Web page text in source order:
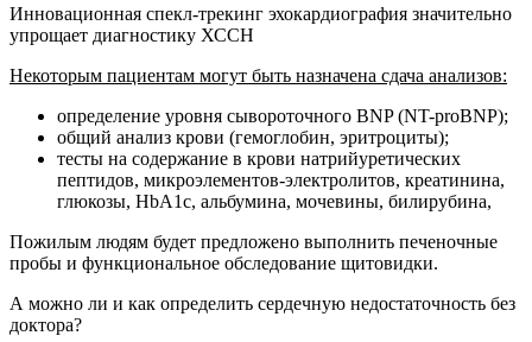
Инновационная спекл-трекинг эхокардиография значительно
упрощает диагностику ХССН
Некоторым пациентам могут быть назначена сдача анализов:
определение уровня сывороточного BNP (NT-proBNP);
общий анализ крови (гемоглобин, эритроциты);
тесты на содержание в крови натрийуретических
пептидов, микроэлементов-электролитов, креатинина,
глюкозы, HbA1c, альбумина, мочевины, билирубина,
Пожилым людям будет предложено выполнить печеночные
пробы и функциональное обследование щитовидки.
А можно ли и как определить сердечную недостаточность без
доктора?